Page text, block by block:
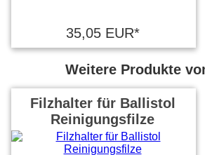
35,05 EUR*
Weitere Produkte
Filzhalter für Ballistol
Reinigungsfilze